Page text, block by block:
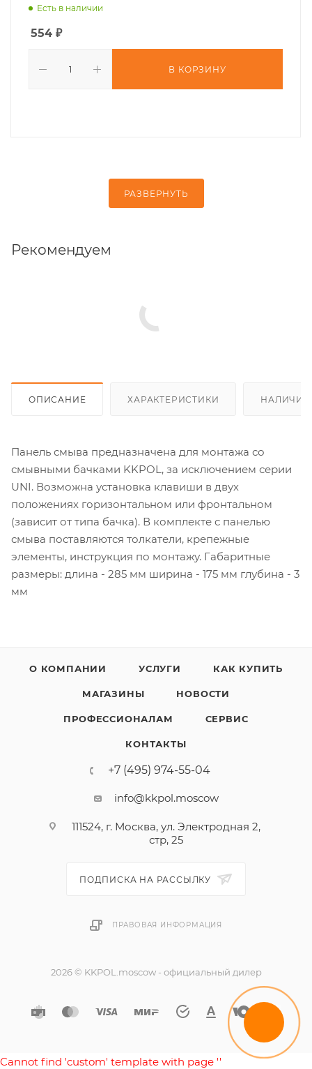
Есть в наличии
554 ₽
В КОРЗИНУ
РАЗВЕРНУТЬ
Рекомендуем
ОПИСАНИЕ ХАРАКТЕРИСТИКИ НАЛИЧИЕ
Панель смыва предназначена для монтажа со
смывными бачками KKPOL, за исключением серии
UNI. Возможна установка клавиши в двух
положениях горизонтальном или фронтальном
(зависит от типа бачка). В комплекте с панелью
смыва поставляются толкатели, крепежные
элементы, инструкция по монтажу. Габаритные
размеры: длина - 285 мм ширина - 175 мм глубина - 3
мм
О КОМПАНИИ УСЛУГИ КАК КУПИТЬ
МАГАЗИНЫ НОВОСТИ
ПРОФЕССИОНАЛАМ СЕРВИС
КОНТАКТЫ
+7 (495) 974-55-04
info@kkpol.moscow
111524, г. Москва, ул. Электродная 2,
стр, 25
ПОДПИСКА НА РАССЫЛКУ
ПРАВОВАЯ ИНФОРМАЦИЯ
2026 © KKPOL.moscow - официальный дилер
Cannot find 'custom' template with page ''